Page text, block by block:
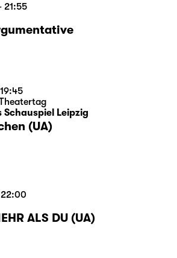
21:55
Leipzig
(UA)
ALS DU (UA)